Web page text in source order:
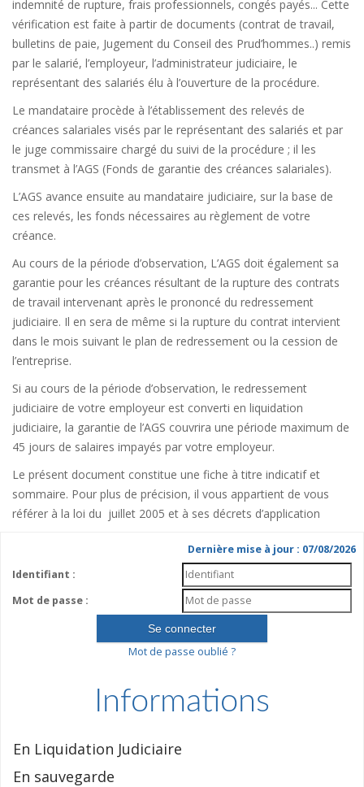
indemnité de rupture, frais professionnels, congés payés... Cette
vérification est faite à partir de documents (contrat de travail,
bulletins de paie, Jugement du Conseil des Prud’hommes..) remis
par le salarié, l’employeur, l’administrateur judiciaire, le
représentant des salariés élu à l’ouverture de la procédure.
Le mandataire procède à l’établissement des relevés de
créances salariales visés par le représentant des salariés et par
le juge commissaire chargé du suivi de la procédure ; il les
transmet à l’AGS (Fonds de garantie des créances salariales).
L’AGS avance ensuite au mandataire judiciaire, sur la base de
ces relevés, les fonds nécessaires au règlement de votre
créance.
Au cours de la période d’observation, L’AGS doit également sa
garantie pour les créances résultant de la rupture des contrats
de travail intervenant après le prononcé du redressement
judiciaire. Il en sera de même si la rupture du contrat intervient
dans le mois suivant le plan de redressement ou la cession de
l’entreprise.
Si au cours de la période d’observation, le redressement
judiciaire de votre employeur est converti en liquidation
judiciaire, la garantie de l’AGS couvrira une période maximum de
45 jours de salaires impayés par votre employeur.
Le présent document constitue une fiche à titre indicatif et
sommaire. Pour plus de précision, il vous appartient de vous
référer à la loi du juillet 2005 et à ses décrets d’application
Dernière mise à jour : 07/08/2026
Identifiant :
Mot de passe :
Mot de passe oublié ?
Informations
En Liquidation Judiciaire
En sauvegarde